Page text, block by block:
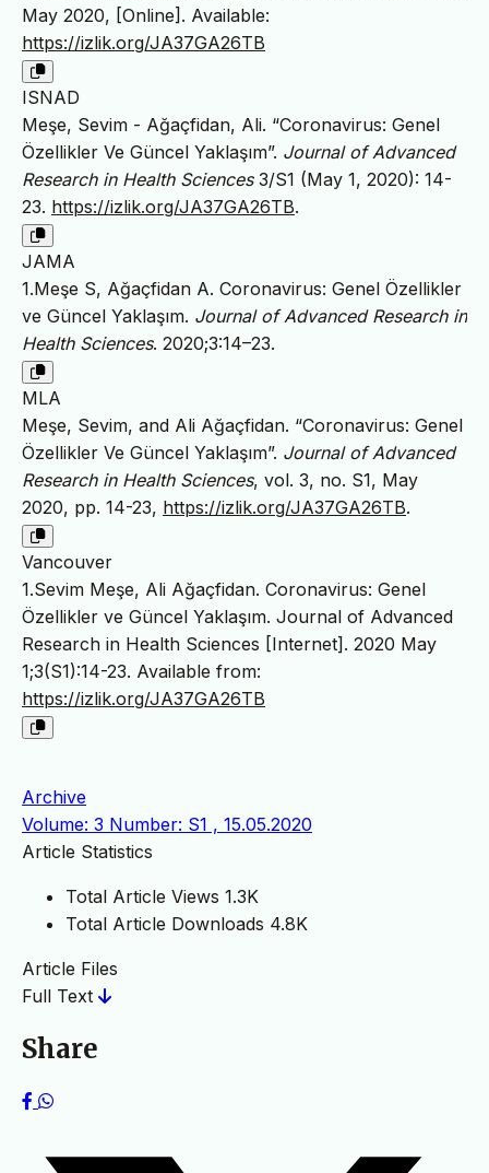
May 2020, [Online]. Available:
https://izlik.org/JA37GA26TB
ISNAD
Meşe, Sevim - Ağaçfidan, Ali. “Coronavirus: Genel
Özellikler Ve Güncel Yaklaşım”. Journal of Advanced
Research in Health Sciences3/S1 (May 1, 2020): 14-
23. https://izlik.org/JA37GA26TB.
JAMA
1.Meşe S, Ağaçfidan A. Coronavirus: Genel Özellikler
ve Güncel Yaklaşım. Journal of Advanced Research in
Health Sciences. 2020;3:14–23.
MLA
Meşe, Sevim, and Ali Ağaçfidan. “Coronavirus: Genel
Özellikler Ve Güncel Yaklaşım”. Journal of Advanced
Research in Health Sciences, vol. 3, no. S1, May
2020, pp. 14-23, https://izlik.org/JA37GA26TB.
Vancouver
1.Sevim Meşe, Ali Ağaçfidan. Coronavirus: Genel
Özellikler ve Güncel Yaklaşım. Journal of Advanced
Research in Health Sciences [Internet]. 2020 May
1;3(S1):14-23. Available from:
https://izlik.org/JA37GA26TB
Archive
Volume: 3 Number: S1 , 15.05.2020
Article Statistics
Total Article Views 1.3K
Total Article Downloads 4.8K
Article Files
Full Text
Share